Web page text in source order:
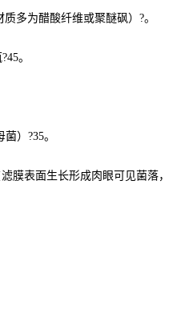
多为醋酸纤维或聚醚砜）?。
。
）?35。
膜表面生长形成肉眼可见菌落，